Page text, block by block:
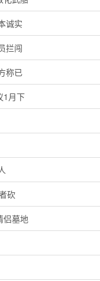
诚实
拦闯
称已
1月下
砍
侣墓地